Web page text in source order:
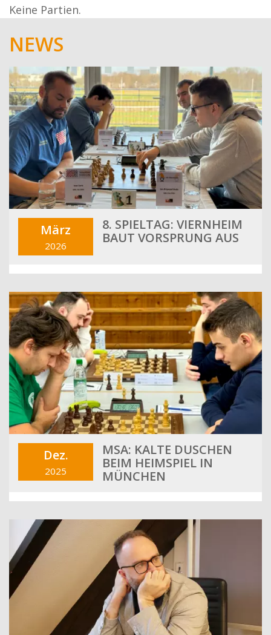
Keine Partien.
NEWS
März
2026
8. SPIELTAG: VIERNHEIM
BAUT VORSPRUNG AUS
Dez.
2025
MSA: KALTE DUSCHEN
BEIM HEIMSPIEL IN
MÜNCHEN